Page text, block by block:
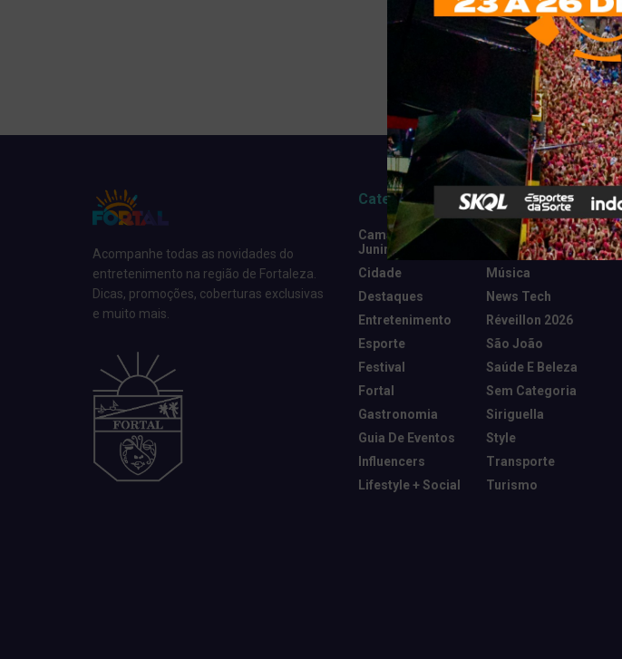
Acompanhe todas as novidades do
entretenimento na região de Fortaleza.
Dicas, promoções, coberturas exclusivas
e muito mais.
Categorias
Camarote Vip
Junino
Cidade
Destaques
Entretenimento
Esporte
Festival
Fortal
Gastronomia
Guia De Eventos
Influencers
Lifestyle + Social
Marketing E
Negócios
Música
News Tech
Réveillon 2026
São João
Saúde E Beleza
Sem Categoria
Siriguella
Style
Transporte
Turismo